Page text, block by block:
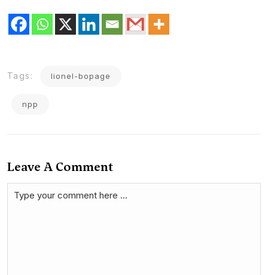
Tags: lionel-bopage
npp
Leave A Comment